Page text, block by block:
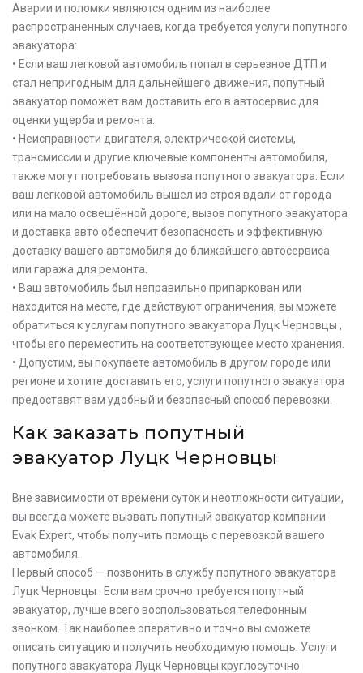
Аварии и поломки являются одним из наиболее
распространенных случаев, когда требуется услуги попутного
эвакуатора:
• Если ваш легковой автомобиль попал в серьезное ДТП и
стал непригодным для дальнейшего движения, попутный
эвакуатор поможет вам доставить его в автосервис для
оценки ущерба и ремонта.
• Неисправности двигателя, электрической системы,
трансмиссии и другие ключевые компоненты автомобиля,
также могут потребовать вызова попутного эвакуатора. Если
ваш легковой автомобиль вышел из строя вдали от города
или на мало освещённой дороге, вызов попутного эвакуатора
и доставка авто обеспечит безопасность и эффективную
доставку вашего автомобиля до ближайшего автосервиса
или гаража для ремонта.
• Ваш автомобиль был неправильно припаркован или
находится на месте, где действуют ограничения, вы можете
обратиться к услугам попутного эвакуатора Луцк Черновцы ,
чтобы его переместить на соответствующее место хранения.
• Допустим, вы покупаете автомобиль в другом городе или
регионе и хотите доставить его, услуги попутного эвакуатора
предоставят вам удобный и безопасный способ перевозки.
Как заказать попутный
эвакуатор Луцк Черновцы
Вне зависимости от времени суток и неотложности ситуации,
вы всегда можете вызвать попутный эвакуатор компании
Evak Expert, чтобы получить помощь с перевозкой вашего
автомобиля.
Первый способ — позвонить в службу попутного эвакуатора
Луцк Черновцы . Если вам срочно требуется попутный
эвакуатор, лучше всего воспользоваться телефонным
звонком. Так наиболее оперативно и точно вы сможете
описать ситуацию и получить необходимую помощь. Услуги
попутного эвакуатора Луцк Черновцы круглосуточно